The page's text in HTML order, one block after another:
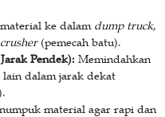
ke dalam dump truck,
crusher(pemecah batu).
Pendek): Memindahkan
dalam jarak dekat
material agar rapi dan